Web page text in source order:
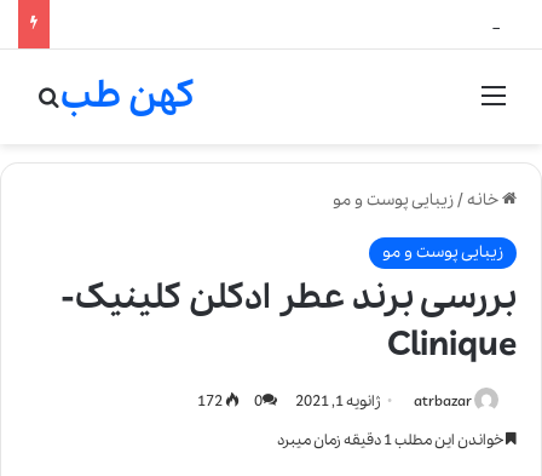
منو کهن طب
خانه/زیبایی پوست و مو
زیبایی پوست و مو
بررسی برند عطر ادکلن کلینیک-
Clinique
atrbazar ژانویه 1, 2021 0
خواندن این مطلب 1 دقیقه زمان میبرد